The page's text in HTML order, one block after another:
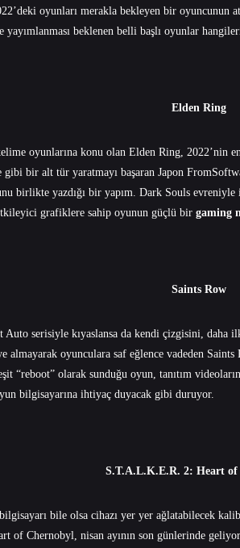
oyunları merakla bekleyen bir oyuncunun
yayımlanması beklenen belli başlı oyunlar
Elden Ring
oyunlarına konu olan Elden Ring, 2022’nin
gibi bir alt tür yaratmayı başaran Japon
birlikte yazdığı bir yapım. Dark Souls
grafiklere sahip oyunun güçlü bir gaming
Saints Row
serisiyle kıyaslansa da kendi çizgisini, daha
almayarak oyunculara saf eğlence vadeden
“reboot” olarak sunduğu oyun, tanıtım
bilgisayarına ihtiyaç duyacak gibi duruyor.
S.T.A.L.K.E.R. 2: Heart of
bile olsa cihazı yer yer ağlatabilecek
of Chernobyl, nisan ayının son günlerinde